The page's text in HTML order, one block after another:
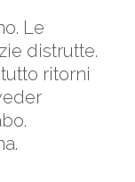
Le
distrutte.
ritorni